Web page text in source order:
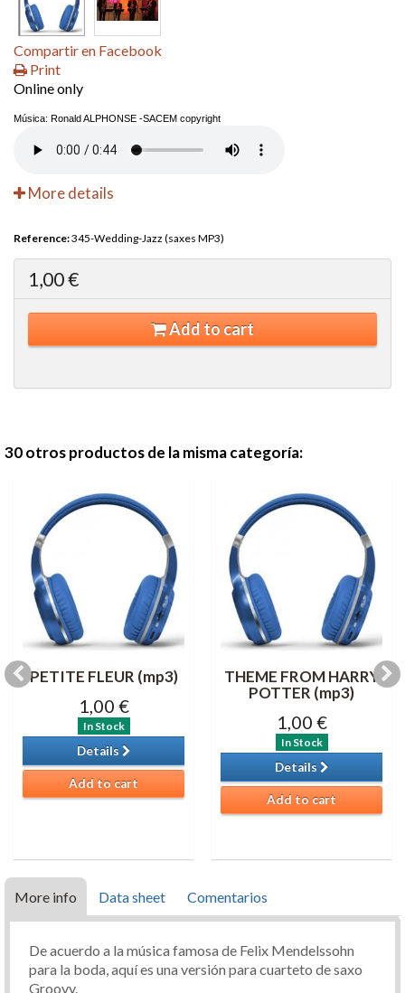
Compartir en Facebook
Print
Online only
Música: Ronald ALPHONSE -SACEM copyright
More details
Reference:345-Wedding-Jazz (saxes MP3)
1,00 €
Add to cart
30 otros productos de la misma categoría:
PETITE FLEUR (mp3)
1,00 €
In Stock
Details
Add to cart
THEME FROM HARRY
POTTER (mp3)
1,00 €
In Stock
Details
Add to cart
More info Data sheet Comentarios
De acuerdo a la música famosa de Felix Mendelssohn
para la boda, aquí es una versión para cuarteto de saxo
Groovy.